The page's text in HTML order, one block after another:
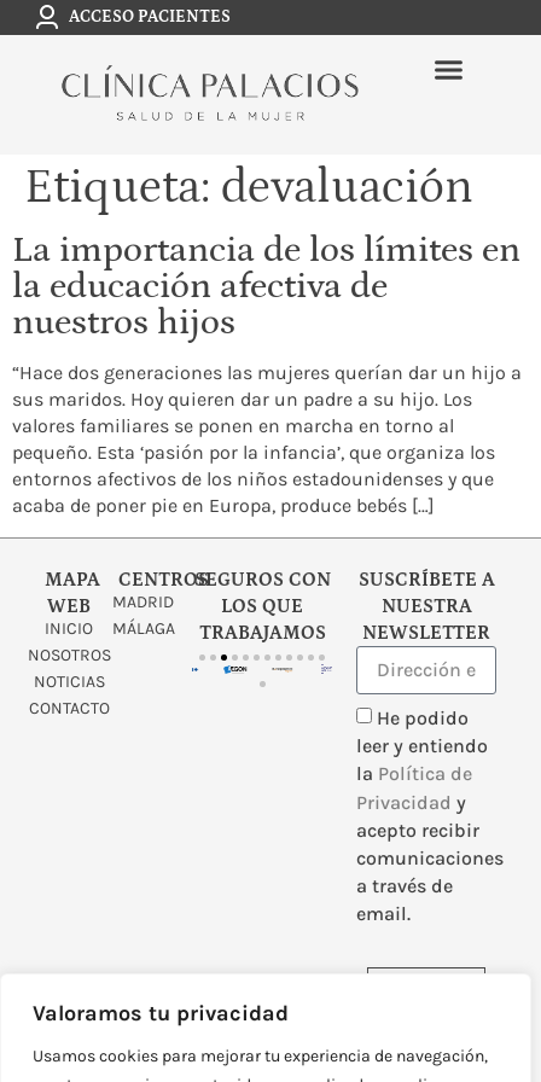
Valoramos tu privacidad
Usamos cookies para mejorar tu experiencia de navegación,
ACCESO PACIENTES
Etiqueta: devaluación
La importancia de los límites en
la educación afectiva de
nuestros hijos
“Hace dos generaciones las mujeres querían dar un hijo a
sus maridos. Hoy quieren dar un padre a su hijo. Los
valores familiares se ponen en marcha en torno al
pequeño. Esta ‘pasión por la infancia’, que organiza los
entornos afectivos de los niños estadounidenses y que
acaba de poner pie en Europa, produce bebés […]
MAPA
WEB
INICIO
NOSOTROS
NOTICIAS
CONTACTO
CENTROS
MADRID
MÁLAGA
SEGUROS CON
LOS QUE
TRABAJAMOS
SUSCRÍBETE A
NUESTRA
NEWSLETTER
He podido
leer y entiendo
la Política de
Privacidad y
acepto recibir
comunicaciones
a través de
email.